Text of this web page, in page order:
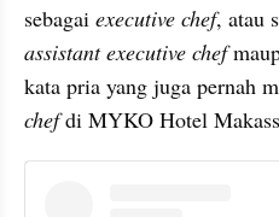
sebagai executive chef
assistant executive chef
kata pria yang juga pernah
chef di MYKO Hotel